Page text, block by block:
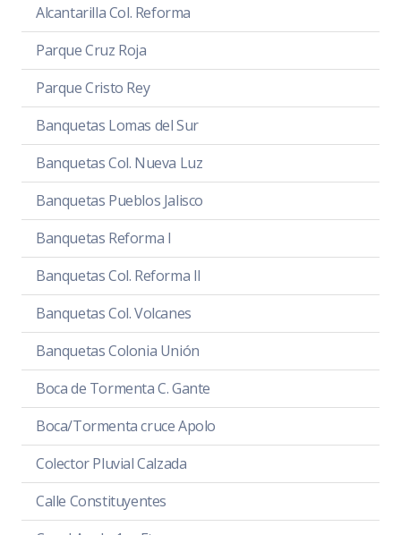
Alcantarilla Col. Reforma
Parque Cruz Roja
Parque Cristo Rey
Banquetas Lomas del Sur
Banquetas Col. Nueva Luz
Banquetas Pueblos Jalisco
Banquetas Reforma I
Banquetas Col. Reforma II
Banquetas Col. Volcanes
Banquetas Colonia Unión
Boca de Tormenta C. Gante
Boca/Tormenta cruce Apolo
Colector Pluvial Calzada
Calle Constituyentes